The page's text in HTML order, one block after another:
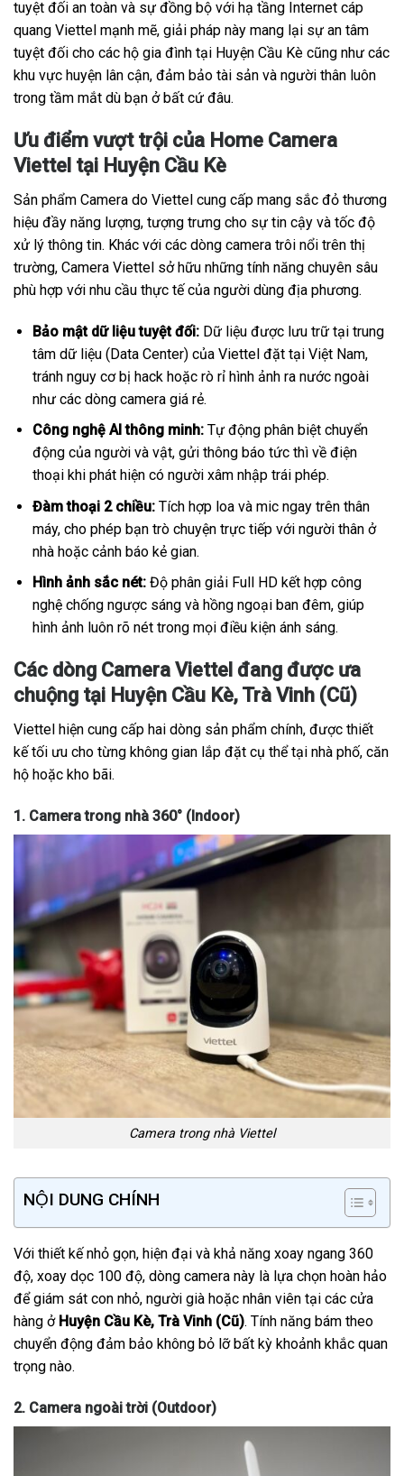
tuyệt đối an toàn và sự đồng bộ với hạ tầng Internet cáp
quang Viettel mạnh mẽ, giải pháp này mang lại sự an tâm
tuyệt đối cho các hộ gia đình tại Huyện Cầu Kè cũng như các
khu vực huyện lân cận, đảm bảo tài sản và người thân luôn
trong tầm mắt dù bạn ở bất cứ đâu.
Ưu điểm vượt trội của Home Camera
Viettel tại Huyện Cầu Kè
Sản phẩm Camera do Viettel cung cấp mang sắc đỏ thương
hiệu đầy năng lượng, tượng trưng cho sự tin cậy và tốc độ
xử lý thông tin. Khác với các dòng camera trôi nổi trên thị
trường, Camera Viettel sở hữu những tính năng chuyên sâu
phù hợp với nhu cầu thực tế của người dùng địa phương.
Bảo mật dữ liệu tuyệt đối:Dữ liệu được lưu trữ tại trung
tâm dữ liệu (Data Center) của Viettel đặt tại Việt Nam,
tránh nguy cơ bị hack hoặc rò rỉ hình ảnh ra nước ngoài
như các dòng camera giá rẻ.
Công nghệ AI thông minh:Tự động phân biệt chuyển
động của người và vật, gửi thông báo tức thì về điện
thoại khi phát hiện có người xâm nhập trái phép.
Đàm thoại 2 chiều:Tích hợp loa và mic ngay trên thân
máy, cho phép bạn trò chuyện trực tiếp với người thân ở
nhà hoặc cảnh báo kẻ gian.
Hình ảnh sắc nét:Độ phân giải Full HD kết hợp công
nghệ chống ngược sáng và hồng ngoại ban đêm, giúp
hình ảnh luôn rõ nét trong mọi điều kiện ánh sáng.
Các dòng Camera Viettel đang được ưa
chuộng tại Huyện Cầu Kè, Trà Vinh (Cũ)
Viettel hiện cung cấp hai dòng sản phẩm chính, được thiết
kế tối ưu cho từng không gian lắp đặt cụ thể tại nhà phố, căn
hộ hoặc kho bãi.
1. Camera trong nhà 360° (Indoor)
Camera trong nhà Viettel
NỘI DUNG CHÍNH
Với thiết kế nhỏ gọn, hiện đại và khả năng xoay ngang 360
độ, xoay dọc 100 độ, dòng camera này là lựa chọn hoàn hảo
để giám sát con nhỏ, người già hoặc nhân viên tại các cửa
hàng ở Huyện Cầu Kè, Trà Vinh (Cũ). Tính năng bám theo
chuyển động đảm bảo không bỏ lỡ bất kỳ khoảnh khắc quan
trọng nào.
2. Camera ngoài trời (Outdoor)